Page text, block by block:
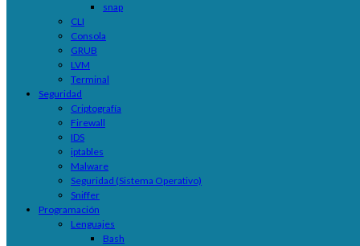
snap
CLI
Consola
GRUB
LVM
Terminal
Seguridad
Criptografía
Firewall
IDS
iptables
Malware
Seguridad (Sistema Operativo)
Sniffer
Programación
Lenguajes
Bash